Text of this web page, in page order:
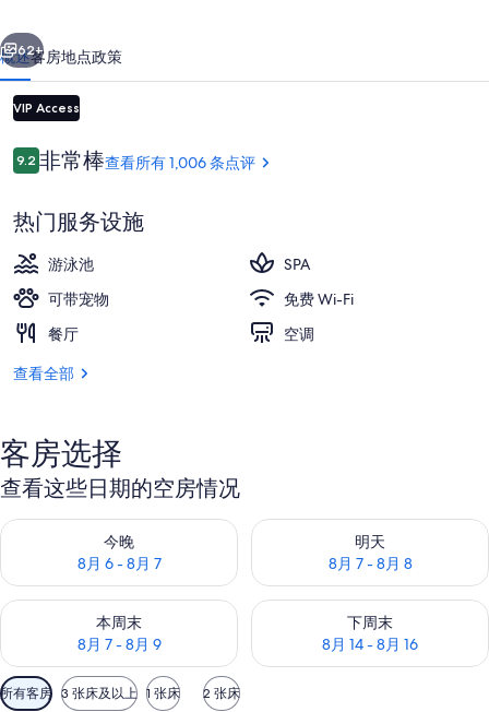
照
片
库
室内游泳池，日光浴躺椅
个 下一个
62+
概述客房地点政策
VIP Access
点
评
9.29.2/10
非常棒查看所有 1,006 条点评
热门服务设施
游泳池
SPA
可带宠物
免费 Wi-Fi
餐厅
空调
查看全部
客房选择
查看这些日期的空房情况
今晚
8月 6 - 8月 7
查看今晚的空房情况：8月 6 - 8月 7
明天
8月 7 - 8月 8
查看明天的空房情况：8月 7 -
本周末
8月 7 - 8月 9
查看本周末的空房情况：8月 7 - 8月 9
下周末
8月 14 - 8月 16
查看下周末的空房情况：8月
可
所有客房 3 张床及以上 1 张床 2 张床